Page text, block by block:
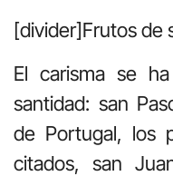
[divider]Frutos de
El carisma se
santidad: san
de Portugal, los
citados, san